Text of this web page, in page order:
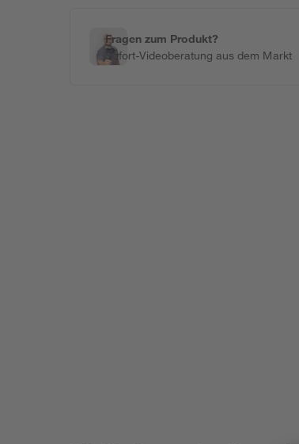
Fragen zum Produkt?
Sofort-Videoberatung aus dem Markt